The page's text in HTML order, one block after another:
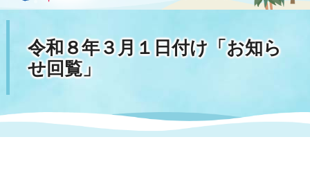
令和８年３月１日付け「お知ら
せ回覧」